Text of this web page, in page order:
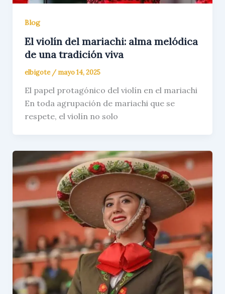
Blog
El violín del mariachi: alma melódica
de una tradición viva
elbigote / mayo 14, 2025
El papel protagónico del violín en el mariachi
En toda agrupación de mariachi que se
respete, el violín no solo